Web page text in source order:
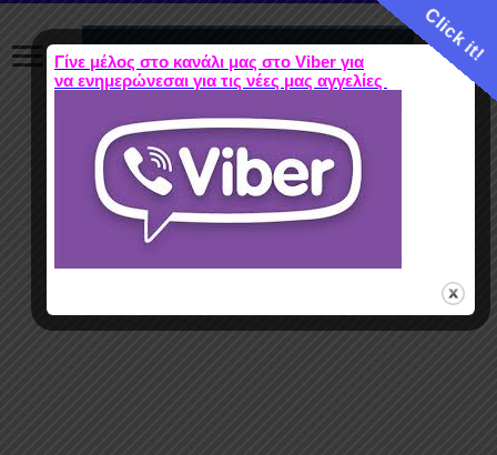
Click it!
Γίνε μέλος στο κανάλι μας στο Viber για
να ενημερώνεσαι για τις νέες μας αγγελίες